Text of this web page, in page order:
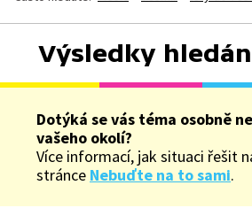
Výsledky
Dotýká se vás téma osobně
vašeho okolí?
Více informací, jak situaci řešit
stránce Nebuďte na to sami.